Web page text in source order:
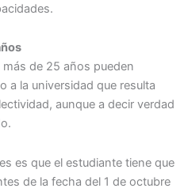
de 25 años pueden
a la universidad que resulta
aunque a decir verdad
es que el estudiante tiene que
de la fecha del 1 de octubre